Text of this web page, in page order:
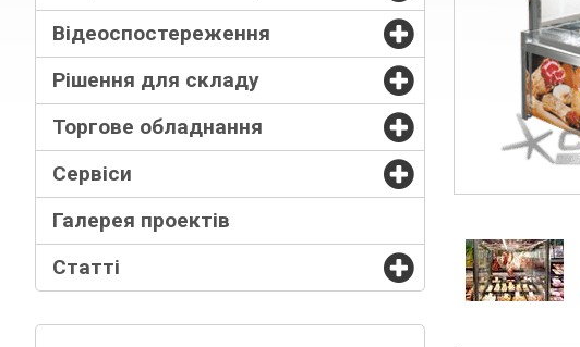
Відеоспостереження
Рішення для складу
Торгове обладнання
Сервіси
Галерея проектів
Статті